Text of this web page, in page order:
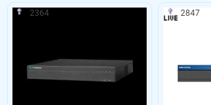
năng mới nhất hiện nay. Sản phẩm
có xuất xứ từ Mỹ, hỗ trợ chuẩn nén H
chuẩn nén
băng thông
2364 2847